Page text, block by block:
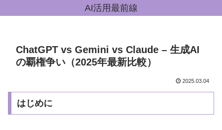
AI活用最前線
ChatGPT vs Gemini vs Claude – 生成AI
の覇権争い（2025年最新比較）
2025.03.04
はじめに